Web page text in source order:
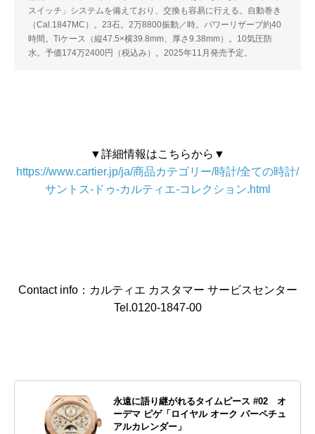
スイッチ」システムを備えており、交換も容易に行える。自動巻き
（Cal.1847MC）。23石。2万8800振動／時。パワーリザーブ約40
時間。Tiケース（縦47.5×横39.8mm、厚さ9.38mm）。10気圧防
水。予価174万2400円（税込み）。2025年11月発売予定。
▼詳細情報はこちらから▼
https://www.cartier.jp/ja/商品カテゴリー/時計/全ての時計/
サントス-ドゥ-カルティエ-コレクション.html
Contact info：カルティエ カスタマー サービスセンター
Tel.0120-1847-00
永遠に語り継がれるタイムピース #02 オ
ーデマ ピゲ「ロイヤル オーク パーペチュ
アルカレンダー」